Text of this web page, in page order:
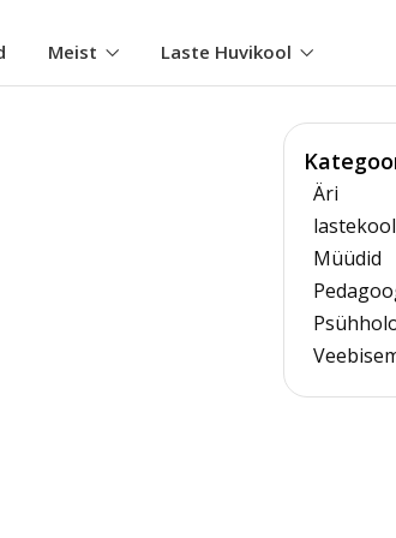
Meist Laste Huvikool
Äri
lastekool
Müüdid